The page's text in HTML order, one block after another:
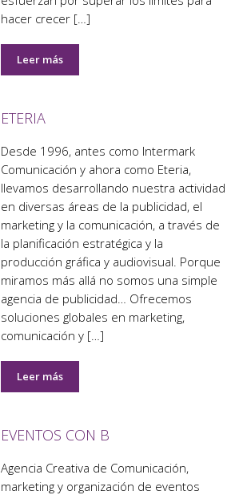
hacer crecer […]
Leer más
ETERIA
Desde 1996, antes como Intermark
Comunicación y ahora como Eteria,
llevamos desarrollando nuestra actividad
en diversas áreas de la publicidad, el
marketing y la comunicación, a través de
la planificación estratégica y la
producción gráfica y audiovisual. Porque
miramos más allá no somos una simple
agencia de publicidad… Ofrecemos
soluciones globales en marketing,
comunicación y […]
Leer más
EVENTOS CON B
Agencia Creativa de Comunicación,
marketing y organización de eventos